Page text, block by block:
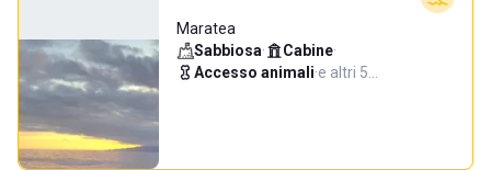
Maratea
Sabbiosa· Cabine·
Accesso animali·e altri 5…